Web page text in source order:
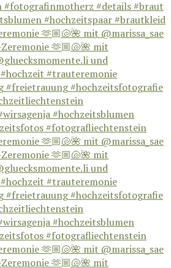
🫶🏼🐚🌺 mit @marissa_sae
🫶🏼🐚🌺 mit @marissa_sae
🫶🏼🐚🌺 mit @marissa_sae